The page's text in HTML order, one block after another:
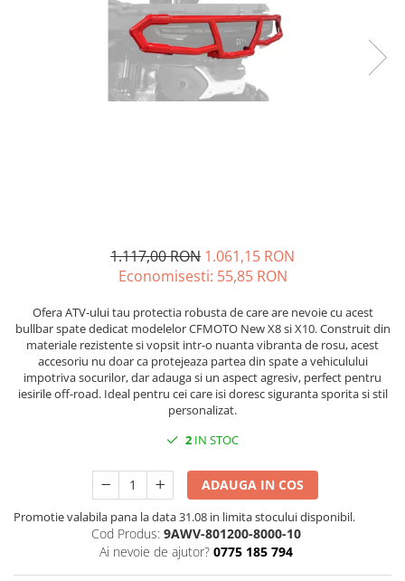
MODEL ATV CAN-AM
Can-Am Outlander
Can-Am Renegade
ECHIPAMENTE COPII
Casti
Manusi
Tricouri
Pantaloni
Set Complet
ECHIPAMENTE SKIJET
ACCESORII IARNA ATV / SSV
1.117,00 RON 1.061,15 RON
Economisesti: 55,85 RON
Ofera ATV-ului tau protectia robusta de care are nevoie cu acest
bullbar spate dedicat modelelor CFMOTO New X8 si X10. Construit din
materiale rezistente si vopsit intr-o nuanta vibranta de rosu, acest
accesoriu nu doar ca protejeaza partea din spate a vehiculului
impotriva socurilor, dar adauga si un aspect agresiv, perfect pentru
iesirile off-road. Ideal pentru cei care isi doresc siguranta sporita si stil
personalizat.
2 IN STOC
ADAUGA IN COS
Promotie valabila pana la data 31.08 in limita stocului disponibil.
Cod Produs: 9AWV-801200-8000-10
Ai nevoie de ajutor? 0775 185 794